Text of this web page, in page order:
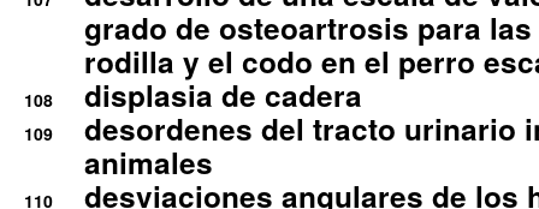
grado de osteoartrosis para
rodilla y el codo en el perro
108 displasia de cadera
109
desordenes del tracto urinario
animales
110
desviaciones angulares de los